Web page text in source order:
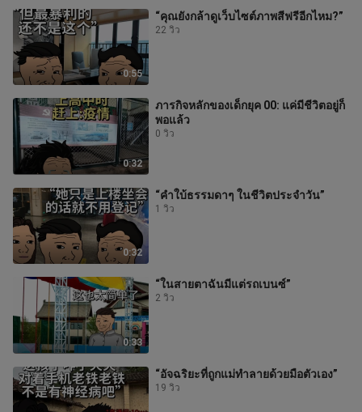
0:55
“คุณยังกล้าดูเว็บไซต์ภาพสีฟรีอีกไหม?”
22 วิว
0:32
ภารกิจหลักของเด็กยุค 00: แค่มีชีวิตอยู่ก็
พอแล้ว
0 วิว
0:32
“คำใบ้ธรรมดาๆ ในชีวิตประจำวัน”
1 วิว
0:33
“ในสายตาฉันมีแต่รถเบนซ์”
2 วิว
“อัจฉริยะที่ถูกแม่ทำลายด้วยมือตัวเอง”
19 วิว